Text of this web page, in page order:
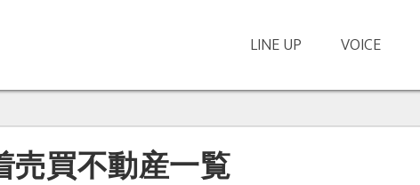
LINE UP VOICE
売買不動産一覧